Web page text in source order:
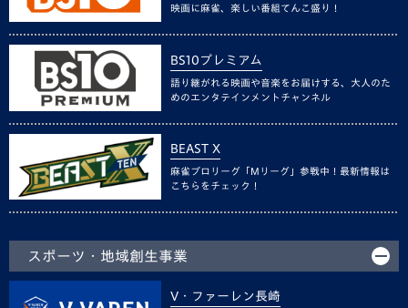
映画に麻雀、楽しい番組てんこ盛り！
BS10プレミアム
語り継がれる映画や音楽をお届けする、大人のた
めのエンタテインメントチャンネル
BEAST X
麻雀プロリーグ「Mリーグ」参戦中！最新情報は
こちらをチェック！
スポーツ・地域創生事業
V・ファーレン長崎